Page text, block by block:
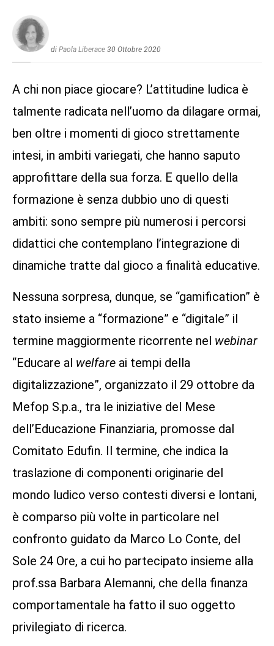
di Paola Liberace 30 Ottobre 2020
A chi non piace giocare? L’attitudine ludica è
talmente radicata nell’uomo da dilagare ormai,
ben oltre i momenti di gioco strettamente
intesi, in ambiti variegati, che hanno saputo
approfittare della sua forza. E quello della
formazione è senza dubbio uno di questi
ambiti: sono sempre più numerosi i percorsi
didattici che contemplano l’integrazione di
dinamiche tratte dal gioco a finalità educative.
Nessuna sorpresa, dunque, se “gamification” è
stato insieme a “formazione” e “digitale” il
termine maggiormente ricorrente nel webinar
“Educare al welfare ai tempi della
digitalizzazione”, organizzato il 29 ottobre da
Mefop S.p.a., tra le iniziative del Mese
dell’Educazione Finanziaria, promosse dal
Comitato Edufin. Il termine, che indica la
traslazione di componenti originarie del
mondo ludico verso contesti diversi e lontani,
è comparso più volte in particolare nel
confronto guidato da Marco Lo Conte, del
Sole 24 Ore, a cui ho partecipato insieme alla
prof.ssa Barbara Alemanni, che della finanza
comportamentale ha fatto il suo oggetto
privilegiato di ricerca.